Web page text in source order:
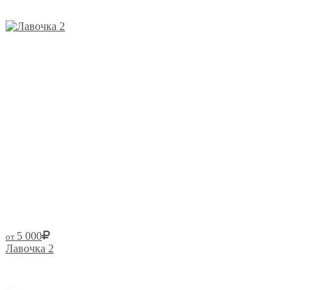
от 5 000
Лавочка 2